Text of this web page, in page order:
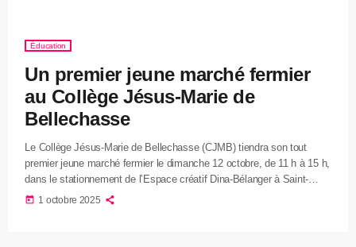
Éducation
Un premier jeune marché fermier
au Collège Jésus-Marie de
Bellechasse
Le Collège Jésus-Marie de Bellechasse (CJMB) tiendra son tout
premier jeune marché fermier le dimanche 12 octobre, de 11 h à 15 h,
dans le stationnement de l’Espace créatif Dina-Bélanger à Saint-
Michel-de-Bellechasse. En cas de mauvais temps, l’événement sera
today 1 octobre 2025